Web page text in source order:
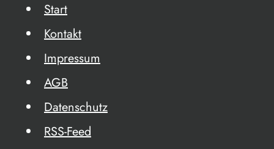
Start
Kontakt
Impressum
AGB
Datenschutz
RSS-Feed